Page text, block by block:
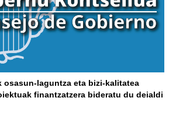
osasun-laguntza eta bizi-kalitatea
finantzatzera bideratu du deialdi